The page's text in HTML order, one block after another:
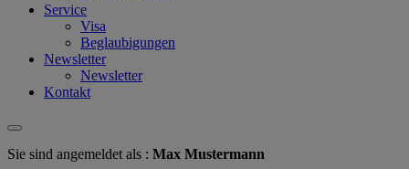
Service
Visa
Beglaubigungen
Newsletter
Newsletter
Kontakt
Sie sind angemeldet als : Max Mustermann